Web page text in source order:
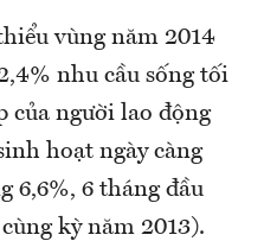
vùng năm 2014
nhu cầu sống tối
của người lao động
hoạt ngày càng
6,6%, 6 tháng đầu
kỳ năm 2013).